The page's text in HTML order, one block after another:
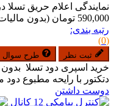
نمایندگی اعلام حریق تسلا
590,000 تومان
(بدون
رتبه بندی:
(0)
ثبت نظر طرح سوال
خرید اسپری دود تسلا
دتکتور با رایحه مطبوع
دوست داشتن